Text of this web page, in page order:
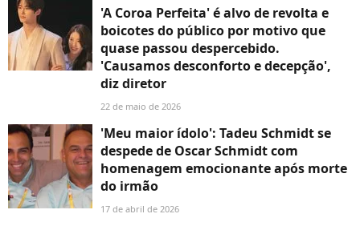
'A Coroa Perfeita' é alvo de revolta e
boicotes do público por motivo que
quase passou despercebido.
'Causamos desconforto e decepção',
diz diretor
22 de maio de 2026
'Meu maior ídolo': Tadeu Schmidt se
despede de Oscar Schmidt com
homenagem emocionante após morte
do irmão
17 de abril de 2026